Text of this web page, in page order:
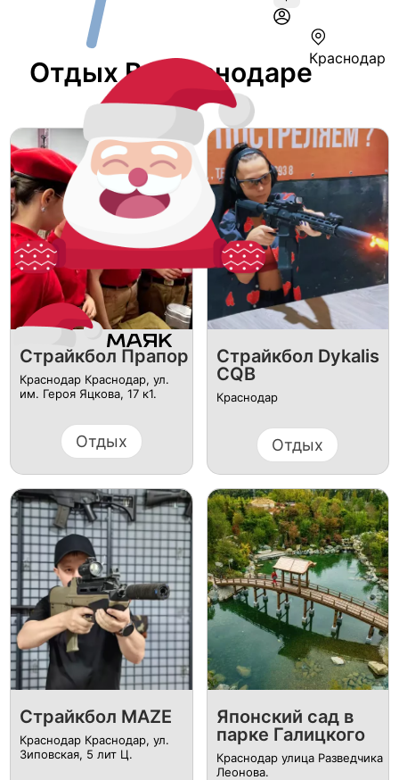
Краснодар
Отдых В Краснодаре
Страйкбол Прапор
Краснодар Краснодар, ул.
им. Героя Яцкова, 17 к1.
Отдых
Страйкбол Dykalis
CQB
Краснодар
Отдых
Страйкбол MAZE
Краснодар Краснодар, ул. ​
Зиповская, 5 лит Ц.
Японский сад в
парке Галицкого
Краснодар улица Разведчика
Леонова.